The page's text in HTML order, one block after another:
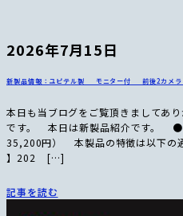
2026年7月15日
新製品情報：ユピテル製 モニター付 前後2カメラ
本日も当ブログをご覧頂きましてあ
です。 本日は新製品紹介です。 ●
35,200円） 本製品の特徴は以下
】202 […]
記事を読む